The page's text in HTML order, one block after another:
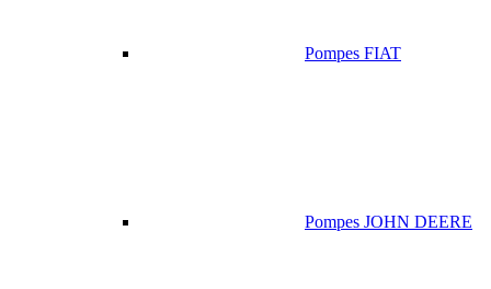
Pompes FIAT
Pompes JOHN DEERE